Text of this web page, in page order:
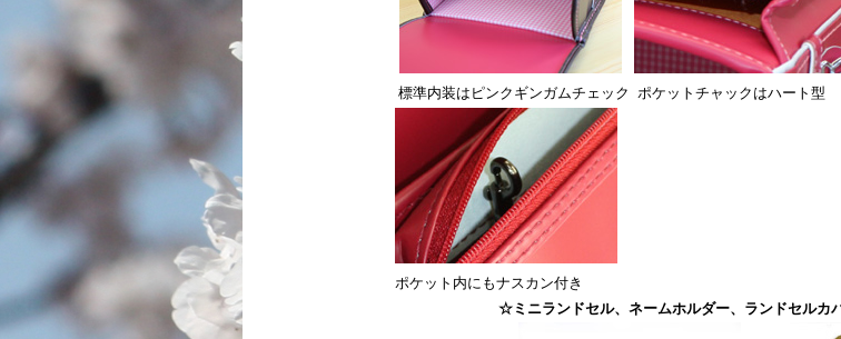
標準内装はピンクギンガムチェック ポケットチャックはハート型
ポケット内にもナスカン付き
☆ミニランドセル、ネームホルダー、ランドセルカ